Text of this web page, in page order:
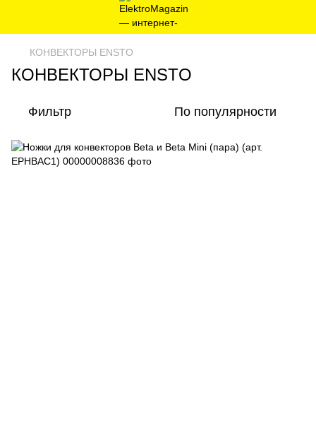
КОНВЕКТОРЫ ENSTO
КОНВЕКТОРЫ ENSTO
Фильтр По популярности